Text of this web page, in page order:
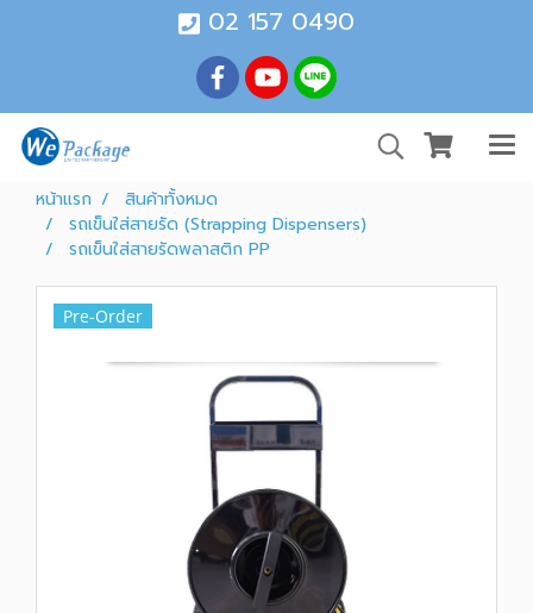
02 157 0490
หน้าแรก
สินค้าทั้งหมด
รถเข็นใส่สายรัด (Strapping Dispensers)
รถเข็นใส่สายรัดพลาสติก PP
Pre-Order